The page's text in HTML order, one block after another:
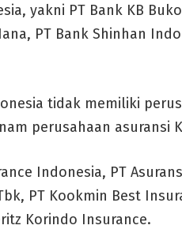
yakni PT Bank KB
PT Bank Shinhan
tidak memiliki
perusahaan asuransi
Indonesia, PT
PT Kookmin Best
Korindo Insurance.